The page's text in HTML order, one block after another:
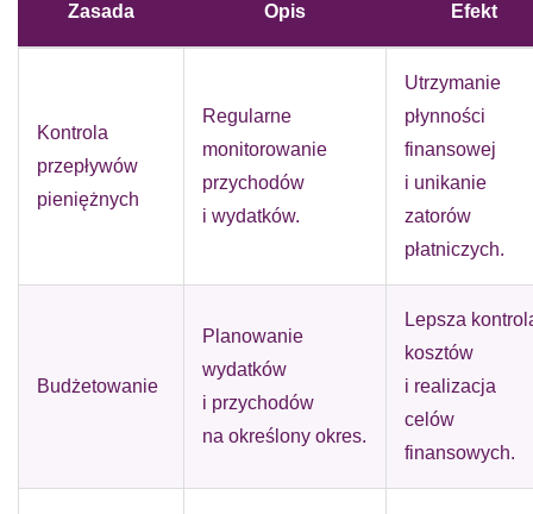
Zasada Opis Efekt
Kontrola
przepływów
pieniężnych
Regularne
monitorowanie
przychodów
i wydatków.
Utrzymanie
płynności
finansowej
i unikanie
zatorów
płatniczych.
Budżetowanie
Planowanie
wydatków
i przychodów
na określony okres.
Lepsza
kosztów
i realizacja
celów
finansowych.